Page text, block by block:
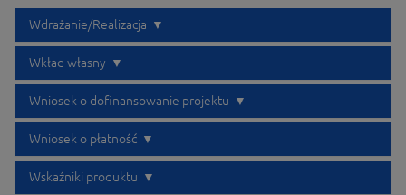
Wdrażanie/Realizacja
Wkład własny
Wniosek o dofinansowanie projektu
Wniosek o płatność
Wskaźniki produktu